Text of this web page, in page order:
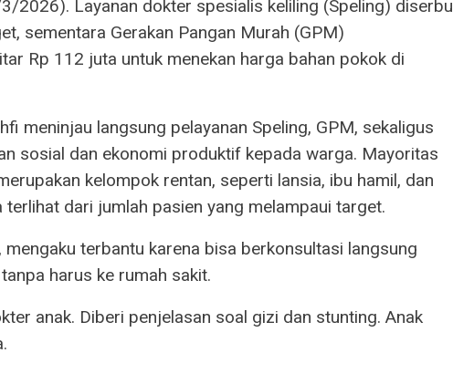
2026). Layanan dokter spesialis keliling (Speling) diserbu
sementara Gerakan Pangan Murah (GPM)
Rp 112 juta untuk menekan harga bahan pokok di
meninjau langsung pelayanan Speling, GPM, sekaligus
sosial dan ekonomi produktif kepada warga. Mayoritas
kelompok rentan, seperti lansia, ibu hamil, dan
terlihat dari jumlah pasien yang melampaui target.
terbantu karena bisa berkonsultasi langsung
harus ke rumah sakit.
anak. Diberi penjelasan soal gizi dan stunting. Anak